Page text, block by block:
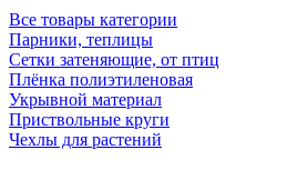
Все товары категории
Парники, теплицы
Сетки затеняющие, от птиц
Плёнка полиэтиленовая
Укрывной материал
Приствольные круги
Чехлы для растений